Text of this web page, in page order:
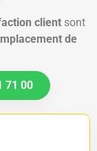
client sont
de
71 00